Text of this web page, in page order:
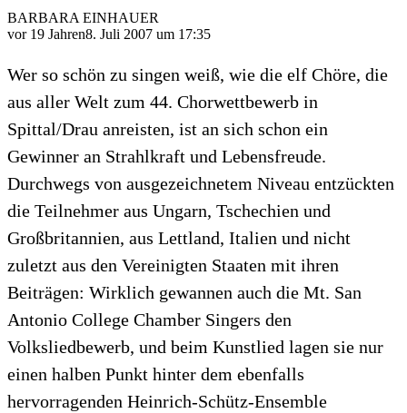
BARBARA EINHAUER
vor 19 Jahren8. Juli 2007 um 17:35
Wer so schön zu singen weiß, wie die elf Chöre, die
aus aller Welt zum 44. Chorwettbewerb in
Spittal/Drau anreisten, ist an sich schon ein
Gewinner an Strahlkraft und Lebensfreude.
Durchwegs von ausgezeichnetem Niveau entzückten
die Teilnehmer aus Ungarn, Tschechien und
Großbritannien, aus Lettland, Italien und nicht
zuletzt aus den Vereinigten Staaten mit ihren
Beiträgen: Wirklich gewannen auch die Mt. San
Antonio College Chamber Singers den
Volksliedbewerb, und beim Kunstlied lagen sie nur
einen halben Punkt hinter dem ebenfalls
hervorragenden Heinrich-Schütz-Ensemble